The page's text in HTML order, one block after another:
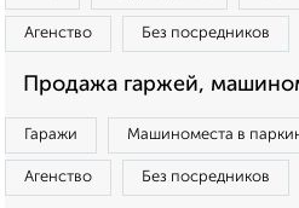
Агенство Без посредников
Продажа гаржей,
Гаражи Машиноместа в
Агенство Без посредников